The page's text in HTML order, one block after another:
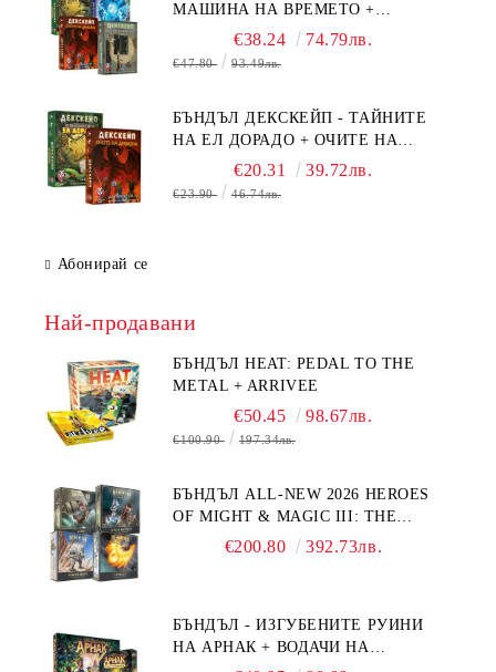
МАШИНА НА ВРЕМЕТО +
БЯГСТВО ОТ АЛКАТРАЗ +
ТАЙНИТЕ НА ЕЛ ДОРАДО +
€38.24 74.79лв.
€47.80 93.49лв.
БЪНДЪЛ ДЕКСКЕЙП - ТАЙНИТЕ
НА ЕЛ ДОРАДО + ОЧИТЕ НА
ДРАКОНА€20.31 39.72лв.
€23.90 46.74лв.
Абонирай се
Най-продавани
БЪНДЪЛ HEAT: PEDAL TO THE
METAL + ARRIVEE
€50.45 98.67лв.
€100.90 197.34лв.
БЪНДЪЛ ALL-NEW 2026 HEROES
OF MIGHT & MAGIC III: THE
BOARD GAME EXPANSIONS -
€200.80 392.73лв.
БЪНДЪЛ - ИЗГУБЕНИТЕ РУИНИ
НА АРНАК + ВОДАЧИ НА